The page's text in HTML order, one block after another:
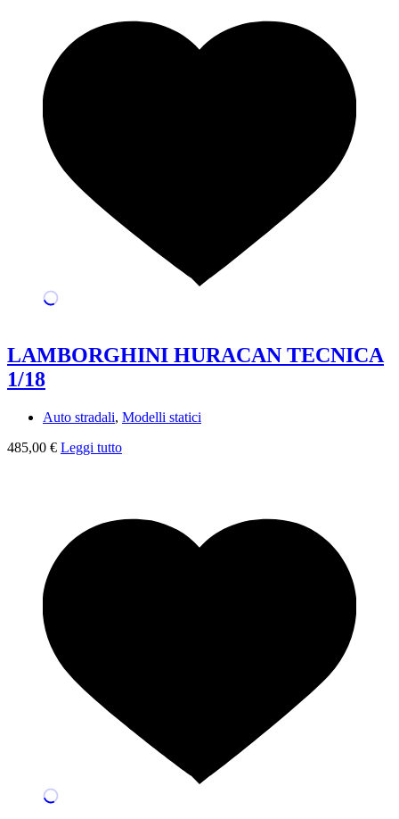
LAMBORGHINI HURACAN TECNICA
1/18
Auto stradali, Modelli statici
485,00 € Leggi tutto